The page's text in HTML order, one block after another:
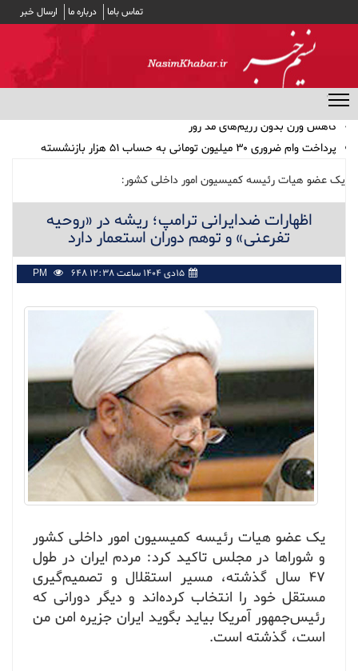
تماس باما درباره ما ارسال خبر
کشوری/ کارمزد وام ۴ درصد
مشارکت ۱۹ بانک در توزیع سود سهام عدالت
اثر داروی فشار خون در جلوگیری از صرع
کاهش وزن بدون رژیم‌های مُد روز
یک عضو هیات رئیسه کمیسیون امور داخلی کشور:
اظهارات ضدایرانی ترامپ؛ ریشه در «روحیه
تفرعنی» و توهم دوران استعمار دارد
۱۵دی ۱۴۰۴ ساعت ۱۲:۳۸ PM 648
یک عضو هیات رئیسه کمیسیون امور داخلی کشور
و شوراها در مجلس تاکید کرد: مردم ایران در طول
۴۷ سال گذشته، مسیر استقلال و تصمیم‌گیری
مستقل خود را انتخاب کرده‌اند و دیگر دورانی که
رئیس‌جمهور آمریکا بیاید بگوید ایران جزیره امن من
است، گذشته است.